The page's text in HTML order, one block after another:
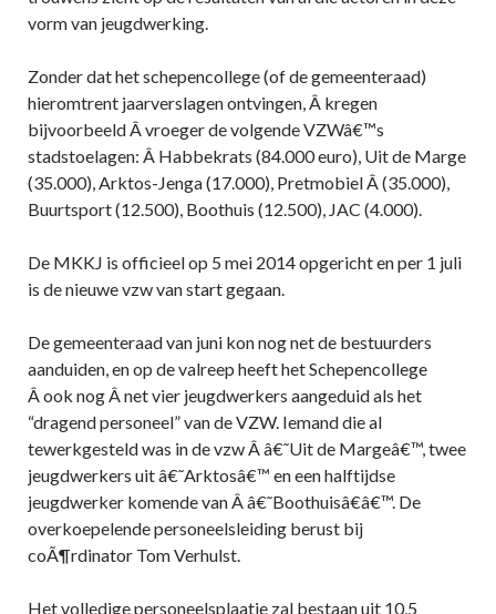
vorm van jeugdwerking.
Zonder dat het schepencollege (of de gemeenteraad)
hieromtrent jaarverslagen ontvingen, Â kregen
bijvoorbeeld Â vroeger de volgende VZWâ€™s
stadstoelagen: Â Habbekrats (84.000 euro), Uit de Marge
(35.000), Arktos-Jenga (17.000), Pretmobiel Â (35.000),
Buurtsport (12.500), Boothuis (12.500), JAC (4.000).
De MKKJ is officieel op 5 mei 2014 opgericht en per 1 juli
is de nieuwe vzw van start gegaan.
De gemeenteraad van juni kon nog net de bestuurders
aanduiden, en op de valreep heeft het Schepencollege
Â ook nog Â net vier jeugdwerkers aangeduid als het
“dragend personeel” van de VZW. Iemand die al
tewerkgesteld was in de vzw Â â€˜Uit de Margeâ€™, twee
jeugdwerkers uit â€˜Arktosâ€™ en een halftijdse
jeugdwerker komende van Â â€˜Boothuisâ€â€™. De
overkoepelende personeelsleiding berust bij
coÃ¶rdinator Tom Verhulst.
Het volledige personeelsplaatje zal bestaan uit 10,5